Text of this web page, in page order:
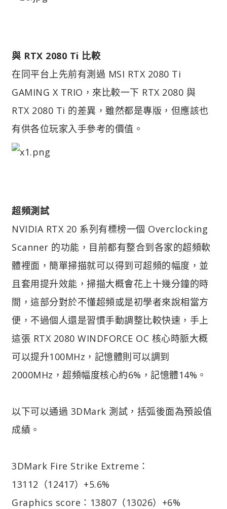
與 RTX 2080 Ti 比較
在同平台上先前有測過 MSI RTX 2080 Ti
GAMING X TRIO，來比較一下 RTX 2080 與
RTX 2080 Ti 的差異，雖然都是專版，但應該也
有供各位玩家入手參考的價值。
超頻測試
NVIDIA RTX 20 系列有標榜一個 Overclocking
Scanner 的功能，目前都有整合到各家的超頻軟
體裡面，簡單掃描就可以得到可超頻的幅度，並
且套用提升效能，掃描大概會花上十幾分鐘的時
間，這部分對於不懂超頻或是初學者來說相當方
便，不過個人還是習慣手動調整比較快速，手上
這張 RTX 2080 WINDFORCE OC 核心時脈大概
可以提升100MHz，記憶體則可以調到
2000MHz，超頻幅度核心約6%，記憶體14%。
以下可以通過 3DMark 測試，括弧後面為預設值
成績。
3DMark Fire Strike Extreme：
13112（12417）+5.6%
Graphics score：13807（13026）+6%